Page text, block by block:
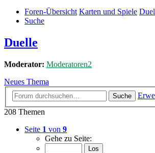
Foren-Übersicht Karten und Spiele
Suche
Duelle
Moderator: Moderatoren2
Neues Thema
Suche
208 Themen
Seite 1 von 9
Gehe zu Seite: